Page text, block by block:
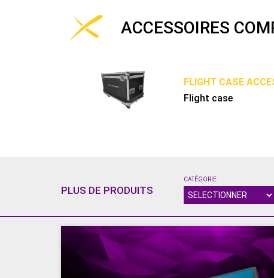
ACCESSOIRES
FLIGHT CASE
Flight case
PLUS DE PRODUITS
CATÉGORIE